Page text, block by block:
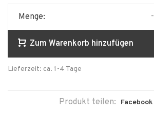
Menge: -
Zum Warenkorb hinzufügen
Lieferzeit: ca. 1-4 Tage
Produkt teilen: Facebook